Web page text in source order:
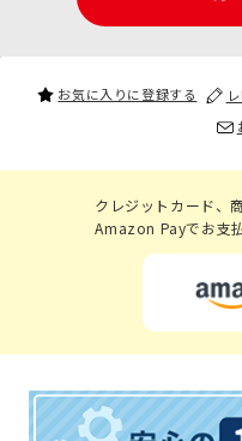
お気に入りに登録する
クレジットカード、
Amazon Payでお支